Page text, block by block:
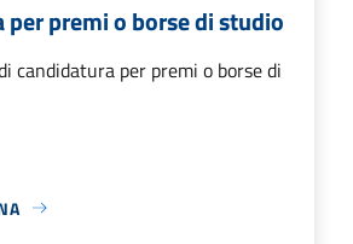
per premi o borse di studio
candidatura per premi o borse di